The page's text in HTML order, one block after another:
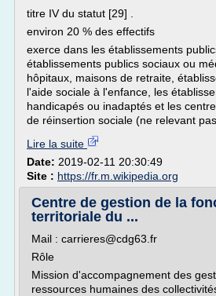
titre IV du statut [29] .
environ 20 % des effectifs
exerce dans les établissements
établissements publics sociaux ou
hôpitaux, maisons de retraite,
l'aide sociale à l'enfance, les
handicapés ou inadaptés et les
de réinsertion sociale (ne relevant
Lire la suite
Date: 2019-02-11 20:30:49
Site : https://fr.m.wikipedia.org
Centre de gestion de la
territoriale du ...
Mail : carrieres@cdg63.fr
Rôle
Mission d'accompagnement des
ressources humaines des